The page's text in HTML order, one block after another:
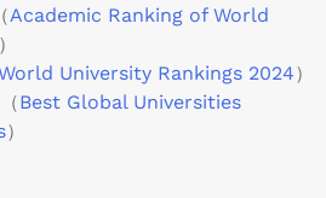
Academic Ranking of World
）
University Rankings 2024）
Best Global Universities
）